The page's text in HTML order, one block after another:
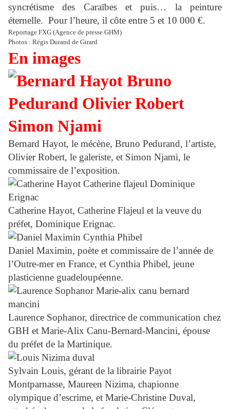
syncrétisme des Caraïbes et puis… la peinture
éternelle. Pour l’heure, il côte entre 5 et 10 000 €.
Reportage FXG (Agence de presse GHM)
Photos : Régis Durand de Girard
En images
Bernard Hayot, le mécène, Bruno Pedurand, l’artiste,
Olivier Robert, le galeriste, et Simon Njami, le
commissaire de l’exposition.
Catherine Hayot, Catherine Flajeul et la veuve du
préfet, Dominique Erignac.
Daniel Maximin, poète et commissaire de l’année de
l’Outre-mer en France, et Cynthia Phibel, jeune
plasticienne guadeloupéenne.
Laurence Sophanor, directrice de communication chez
GBH et Marie-Alix Canu-Bernard-Mancini, épouse
du préfet de la Martinique.
Sylvain Louis, gérant de la librairie Payot
Montparnasse, Maureen Nizima, chapionne
olympique d’escrime, et Marie-Christine Duval,